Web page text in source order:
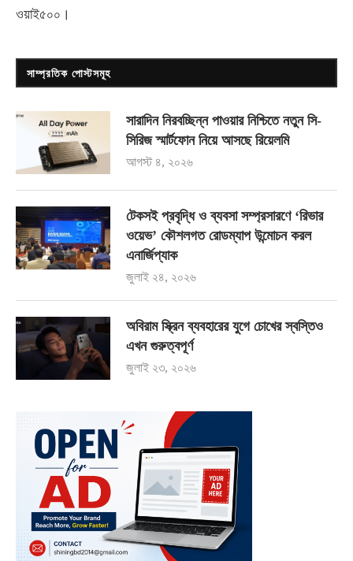
ওয়াই৫০০ ।
সাম্প্রতিক পোস্টসমূহ
সারাদিন নিরবচ্ছিন্ন পাওয়ার নিশ্চিতে নতুন সি-
সিরিজ স্মার্টফোন নিয়ে আসছে রিয়েলমি
আগস্ট ৪, ২০২৬
টেকসই প্রবৃদ্ধি ও ব্যবসা সম্প্রসারণে ‘রিভার
ওয়েভ’ কৌশলগত রোডম্যাপ উন্মোচন করল
এনার্জিপ্যাক
জুলাই ২৪, ২০২৬
অবিরাম স্ক্রিন ব্যবহারের যুগে চোখের স্বস্তিও
এখন গুরুত্বপূর্ণ
জুলাই ২৩, ২০২৬